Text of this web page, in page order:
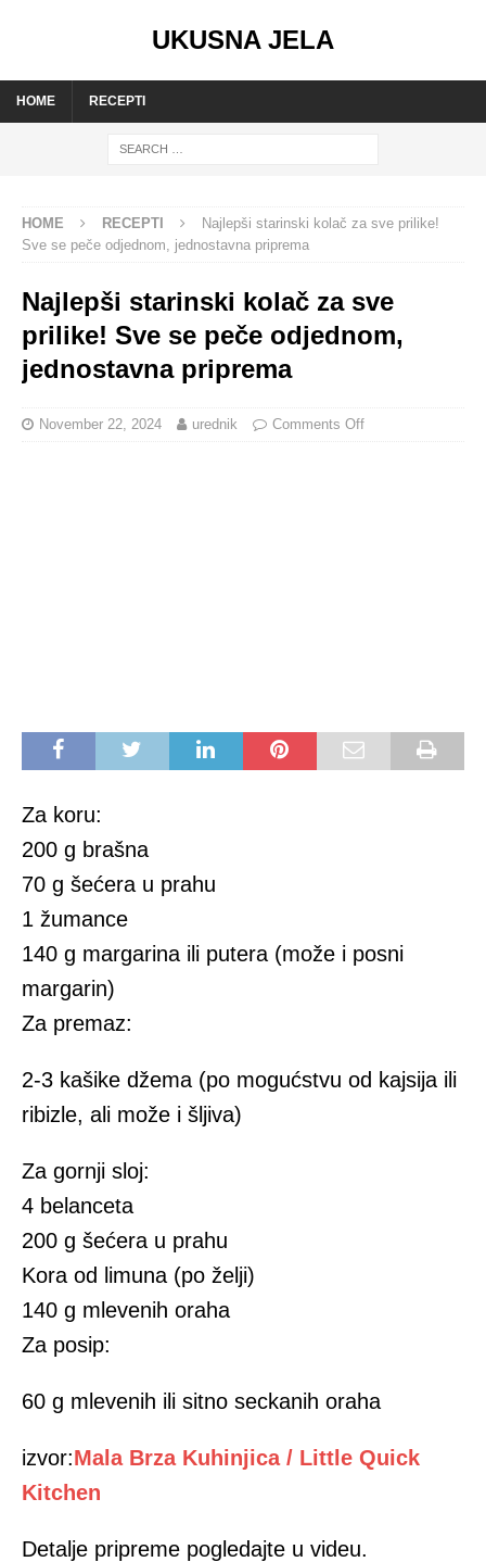
UKUSNA JELA
HOME RECEPTI
HOME RECEPTI
Najlepši starinski kolač za sve prilike!
Sve se peče odjednom, jednostavna priprema
Najlepši starinski kolač za sve
prilike! Sve se peče odjednom,
jednostavna priprema
November 22, 2024 urednik Comments Off
Za koru:
200 g brašna
70 g šećera u prahu
1 žumance
140 g margarina ili putera (može i posni
margarin)
Za premaz:
2-3 kašike džema (po mogućstvu od kajsija ili
ribizle, ali može i šljiva)
Za gornji sloj:
4 belanceta
200 g šećera u prahu
Kora od limuna (po želji)
140 g mlevenih oraha
Za posip:
60 g mlevenih ili sitno seckanih oraha
izvor:Mala Brza Kuhinjica / Little Quick
Kitchen
Detalje pripreme pogledajte u videu.